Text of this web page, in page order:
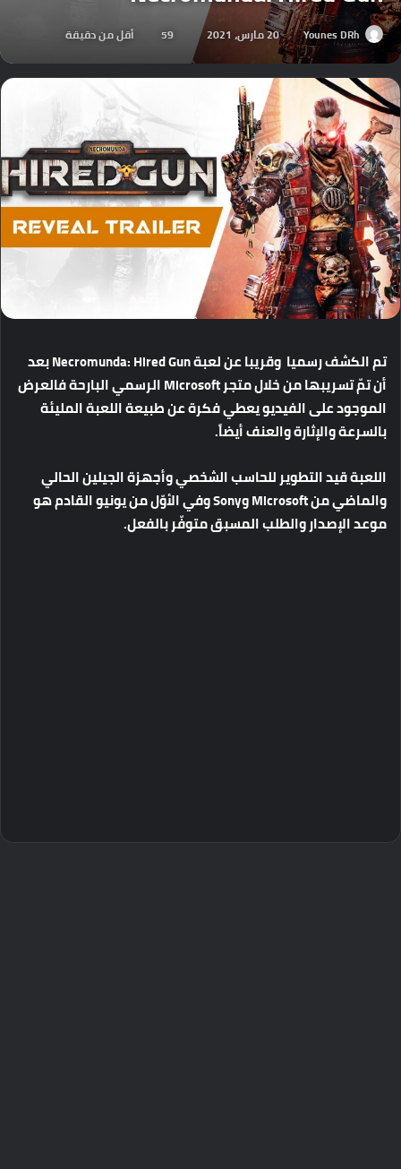
Younes DRh 20 مارس، 2021 59 أقل من دقيقة
تم الكشف رسميا وقريبا عن لعبة Necromunda: Hired Gun بعد
أن تمّ تسريبها من خلال متجر Microsoft الرسمي البارحة فالعرض
الموجود على الفيديو يعطي فكرة عن طبيعة اللعبة المليئة
بالسرعة والإثارة والعنف أيضاً.
اللعبة قيد التطوير للحاسب الشخصي وأجهزة الجيلين الحالي
والماضي من Microsoft وSony وفي الأوّل من يونيو القادم هو
موعد الإصدار والطلب المسبق متوفّر بالفعل.